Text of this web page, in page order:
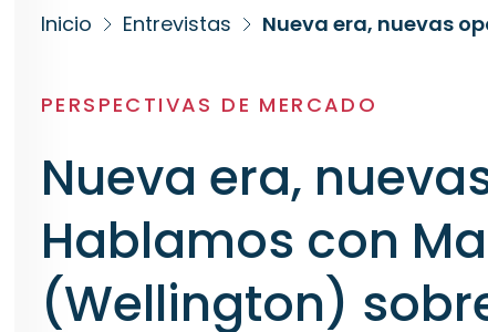
Inicio Entrevistas
PERSPECTIVAS DE MERCADO
Nueva era,
Hablamos con
(Wellington)